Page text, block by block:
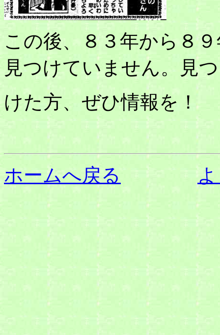
この後、８３年から８
見つけていません。見つ
けた方、ぜひ情報を！
ホームへ戻る